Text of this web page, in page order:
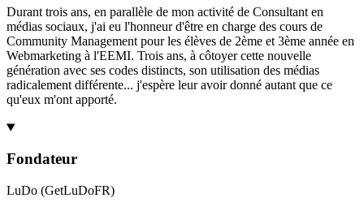
Durant trois ans, en parallèle de mon activité de Consultant en
médias sociaux, j'ai eu l'honneur d'être en charge des cours de
Community Management pour les élèves de 2ème et 3ème année en
Webmarketing à l'EEMI. Trois ans, à côtoyer cette nouvelle
génération avec ses codes distincts, son utilisation des médias
radicalement différente... j'espère leur avoir donné autant que ce
qu'eux m'ont apporté.
Fondateur
LuDo (GetLuDoFR)